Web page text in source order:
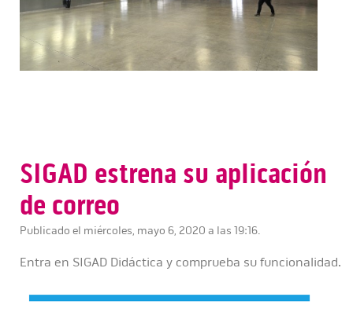
SIGAD estrena su aplicación
de correo
Publicado el miércoles, mayo 6, 2020 a las 19:16.
Entra en SIGAD Didáctica y comprueba su funcionalidad.